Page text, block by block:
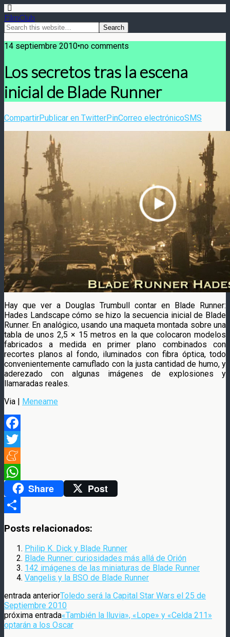
FilmClub
14 septiembre 2010•no comments
Los secretos tras la escena
inicial de Blade Runner
CompartirPublicar en TwitterPinCorreo electrónicoSMS
Hay que ver a Douglas Trumbull contar en Blade Runner:
Hades Landscape cómo se hizo la secuencia inicial de Blade
Runner. En analógico, usando una maqueta montada sobre una
tabla de unos 2,5 × 15 metros en la que colocaron modelos
fabricados a medida en primer plano combinados con
recortes planos al fondo, iluminados con fibra óptica, todo
convenientemente camuflado con la justa cantidad de humo, y
aderezado con algunas imágenes de explosiones y
llamaradas reales.
Via | Meneame
Facebook
Twitter
Meneame
WhatsAppShare Post
Posts relacionados:
Philip K. Dick y Blade Runner
Blade Runner: curiosidades más allá de Orión
142 imágenes de las miniaturas de Blade Runner
Vangelis y la BSO de Blade Runner
entrada anteriorToledo será la Capital Star Wars el 25 de
Septiembre 2010
próxima entrada«También la lluvia», «Lope» y «Celda 211»
optarán a los Oscar